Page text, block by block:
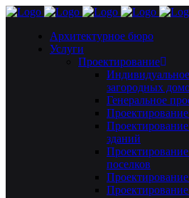
Архитектурное бюро
Услуги
Проектирование
загородных
Генеральное
зданий
поселков